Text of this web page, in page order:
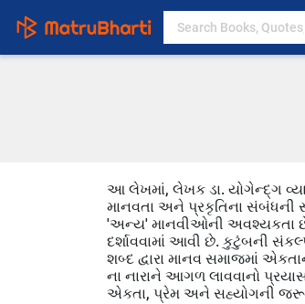
આ લેખમાં, લેખક ડા. યોગેન્દ્ગ વ્યાસ
માનવતા અને પ્રકૃતિના
'અન્ય' માનવીઓની અવશ્યકતા
દર્શાવવામાં આવી છે. કુટુંબની
શબ્દ દ્વારા માનવ સમાજમાં
ના નારાને આગળ લાવવાનો
એકતા, પ્રેમ અને સહ્યોગની